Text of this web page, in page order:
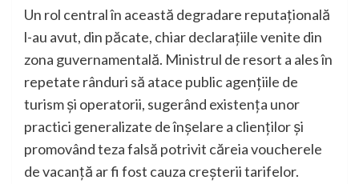
Un rol central în această degradare reputațională
l-au avut, din păcate, chiar declarațiile venite din
zona guvernamentală. Ministrul de resort a ales în
repetate rânduri să atace public agențiile de
turism și operatorii, sugerând existența unor
practici generalizate de înșelare a clienților și
promovând teza falsă potrivit căreia voucherele
de vacanță ar fi fost cauza creșterii tarifelor.